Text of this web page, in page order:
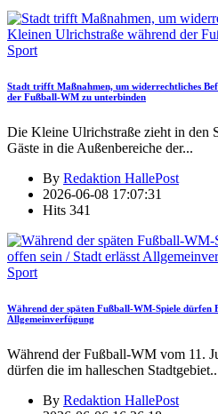
Sport
Stadt trifft Maßnahmen, um widerrechtliches
der Fußball-WM zu unterbinden
Die Kleine Ulrichstraße zieht in den
Gäste in die Außenbereiche der...
By Redaktion HallePost
2026-06-08 17:07:31
Hits 341
Sport
Während der späten Fußball-WM-Spiele dürfen
Allgemeinverfügung
Während der Fußball-WM vom 11.
dürfen die im halleschen Stadtgebiet
By Redaktion HallePost